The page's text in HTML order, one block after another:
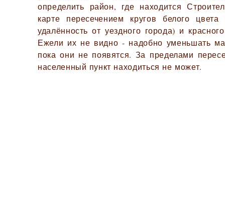
определить район, где находится
карте пересечением кругов белого
удалённость от уездного города) и
Ежели их не видно - надобно уменьшать
пока они не появятся. За пределами
населенный пункт находиться не может.